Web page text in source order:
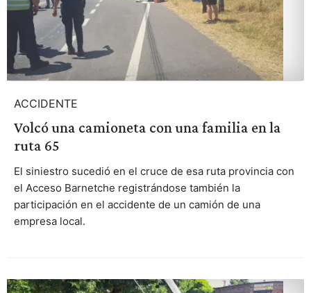
ACCIDENTE
Volcó una camioneta con una familia en la
ruta 65
El siniestro sucedió en el cruce de esa ruta provincia con
el Acceso Barnetche registrándose también la
participación en el accidente de un camión de una
empresa local.